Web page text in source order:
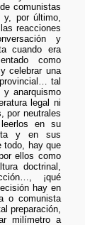
comunistas
por último,
reacciones
y
cuando era
como
celebrar una
tal
y anarquismo
legal ni
por neutrales
en su
y en sus
todo, hay que
ellos como
doctrinal,
¡qué
hay en
o comunista
preparación,
milímetro a